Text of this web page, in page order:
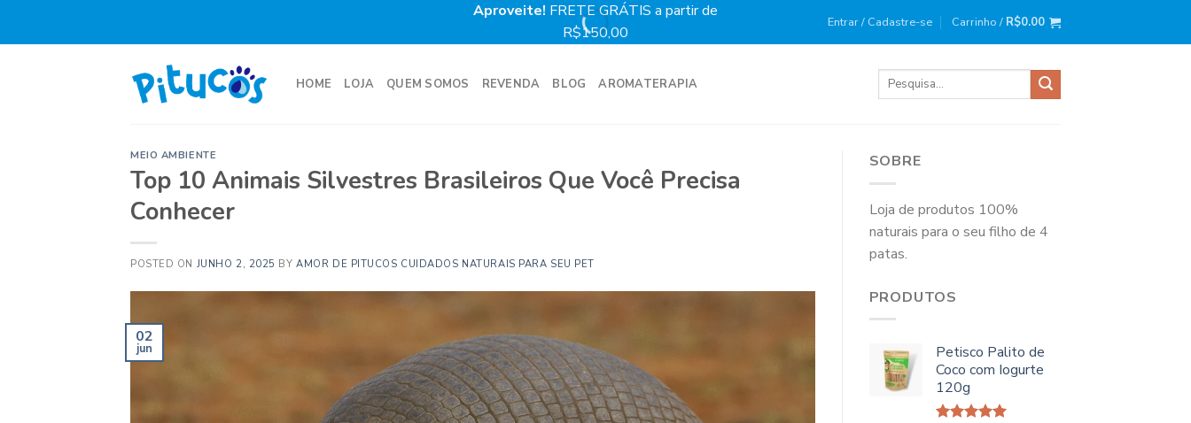
Aproveite! FRETE GRÁTIS a partir de
R$150,00
: BEMVINDO10
Entrar / Cadastre-se Carrinho / R$0.00
HOME LOJA QUEM SOMOS REVENDA BLOG AROMATERAPIA
Pesquisar
MEIO AMBIENTE
Top 10 Animais Silvestres Brasileiros Que Você Precisa
Conhecer
POSTED ON JUNHO 2, 2025 BYAMOR DE PITUCOS CUIDADOS NATURAIS PARA SEU PET
02
jun
SOBRE
Loja de produtos 100%
naturais para o seu filho de 4
patas.
PRODUTOS
Petisco Palito de
Coco com Iogurte
120g